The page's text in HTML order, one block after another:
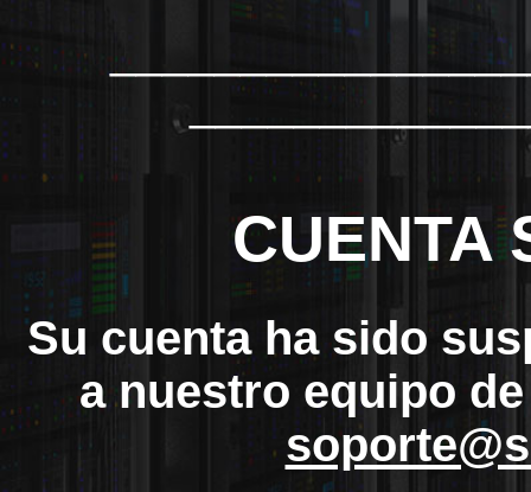
CUENTA
Su cuenta ha sido
a nuestro equipo